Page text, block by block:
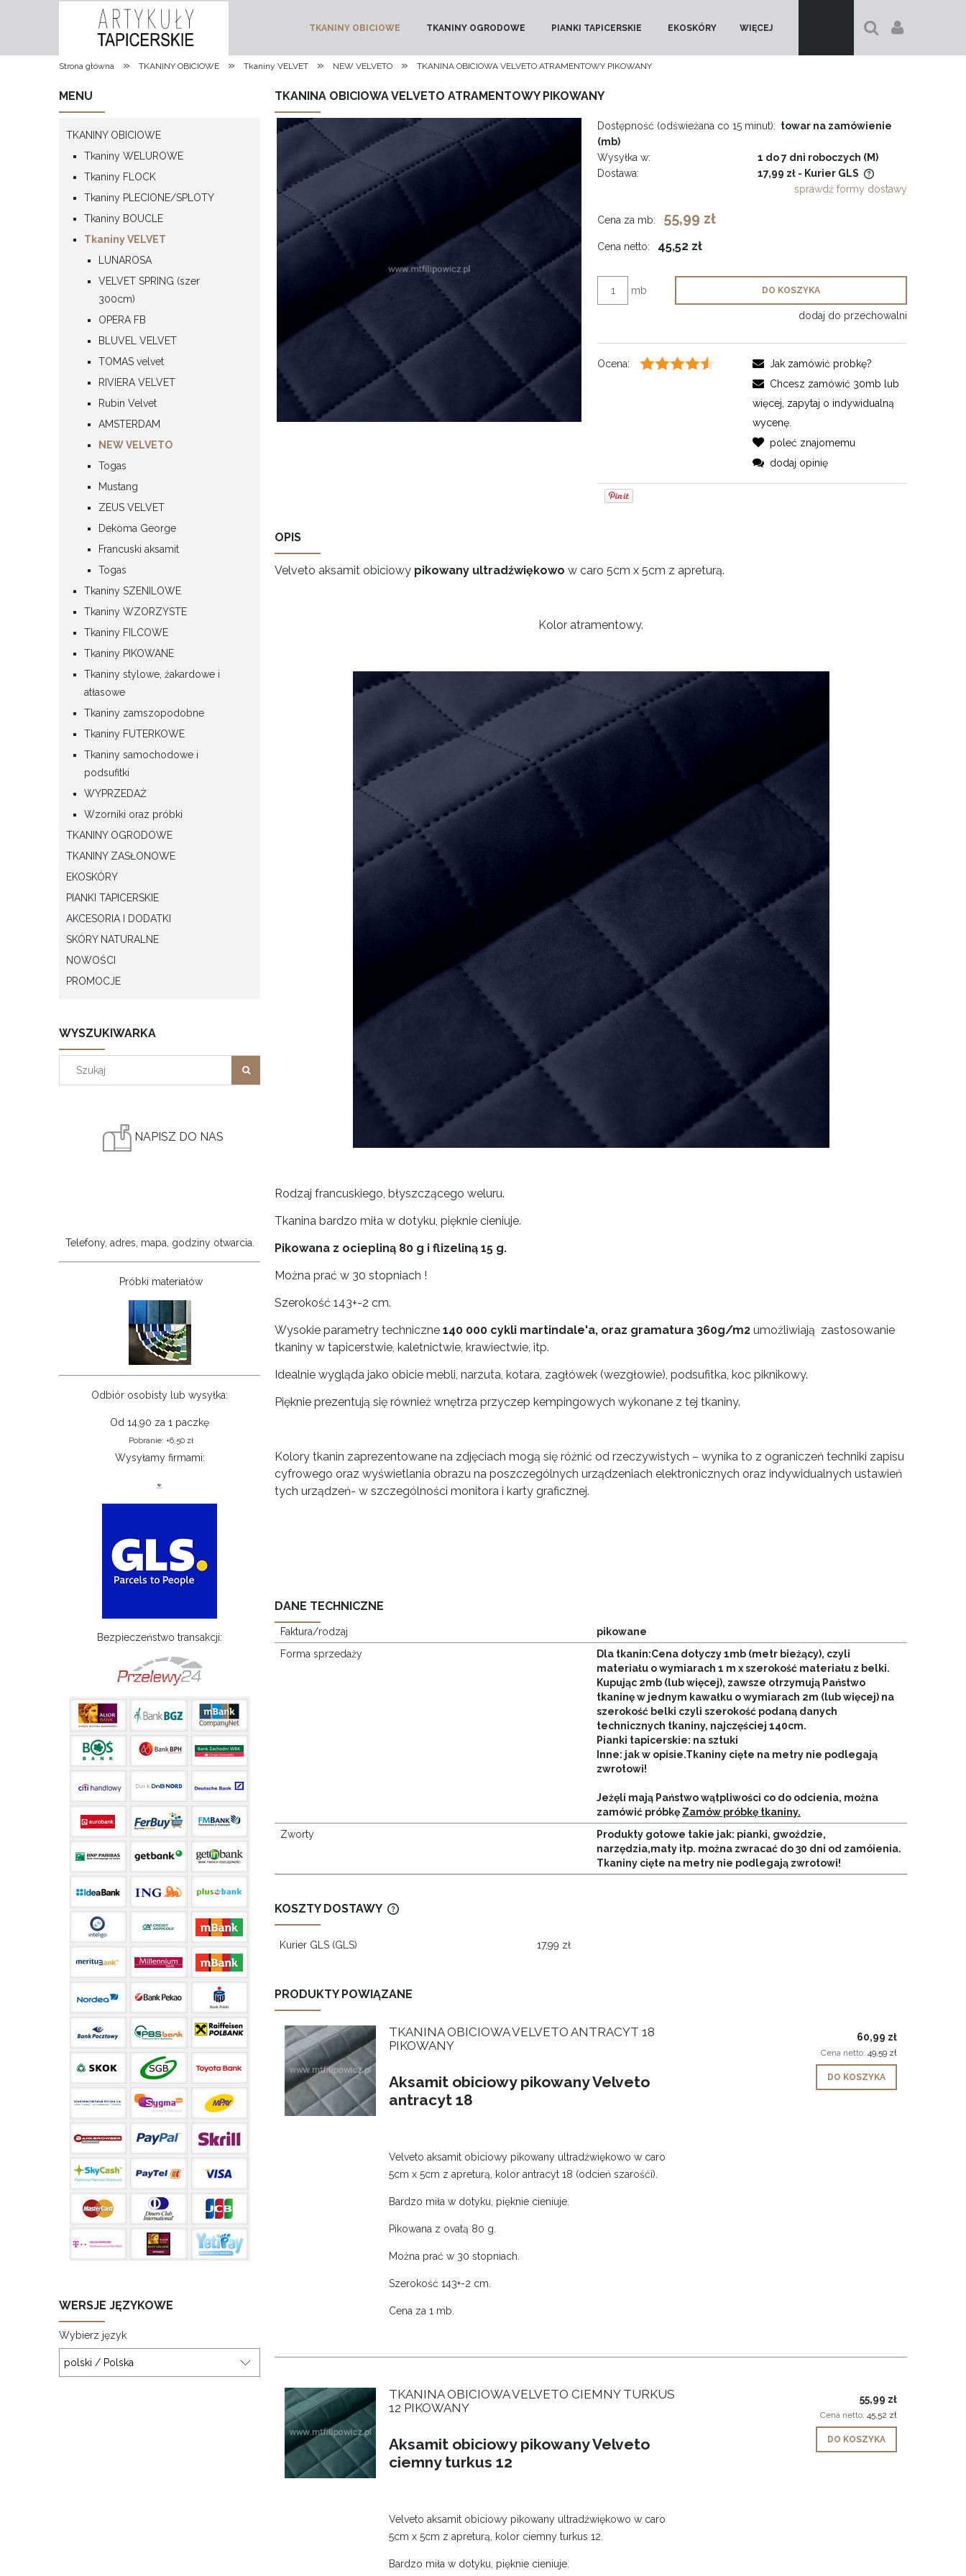
TKANINY OBICIOWE TKANINY OGRODOWE PIANKI TAPICERSKIE EKOSKÓRY WIĘCEJ
Strona główna » TKANINY OBICIOWE » Tkaniny VELVET » NEW VELVETO » TKANINA OBICIOWA VELVETO ATRAMENTOWY PIKOWANY
MENU
TKANINY OBICIOWE
Tkaniny WELUROWE
Tkaniny FLOCK
Tkaniny PLECIONE/SPLOTY
Tkaniny BOUCLE
Tkaniny VELVET
LUNAROSA
VELVET SPRING (szer
300cm)
OPERA FB
BLUVEL VELVET
TOMAS velvet
RIVIERA VELVET
Rubin Velvet
AMSTERDAM
NEW VELVETO
Togas
Mustang
ZEUS VELVET
Dekoma George
Francuski aksamit
Togas
Tkaniny SZENILOWE
Tkaniny WZORZYSTE
Tkaniny FILCOWE
Tkaniny PIKOWANE
Tkaniny stylowe, żakardowe i
atłasowe
Tkaniny zamszopodobne
Tkaniny FUTERKOWE
Tkaniny samochodowe i
podsufitki
WYPRZEDAŻ
Wzorniki oraz próbki
TKANINY OGRODOWE
TKANINY ZASŁONOWE
EKOSKÓRY
PIANKI TAPICERSKIE
AKCESORIA I DODATKI
SKÓRY NATURALNE
NOWOŚCI
PROMOCJE
WYSZUKIWARKA
NAPISZ DO NAS
Telefony, adres, mapa, godziny otwarcia.
Próbki materiałów
Odbiór osobisty lub wysyłka:
Od 14,90 za 1 paczkę
Pobranie: +6,50 zł
Wysyłamy firmami:
Bezpieczeństwo transakcji:
WERSJE JĘZYKOWE
Wybierz język
TKANINA OBICIOWA VELVETO ATRAMENTOWY PIKOWANY
Dostępność (odświeżana co 15 minut): towar na zamówienie
(mb)
Wysyłka w:
1 do 7 dni roboczych (M)
Dostawa:
17,99 zł - Kurier GLS
kosztów płatności
sprawdź formy dostawy
Cena za mb: 55,99 zł
Cena netto: 45,52 zł
mb DO KOSZYKA
dodaj do przechowalni
Ocena:
Jak zamówić probkę?
Chcesz zamówić 30mb lub
więcej, zapytaj o indywidualną
wycenę.
poleć znajomemu
dodaj opinię
OPIS
Velveto aksamit obiciowy pikowany ultradźwiękowo w caro 5cm x 5cm z apreturą.
Kolor atramentowy.
Rodzaj francuskiego, błyszczącego weluru.
Tkanina bardzo miła w dotyku, pięknie cieniuje.
Pikowana z ociepliną 80 g i flizeliną 15 g.
Można prać w 30 stopniach !
Szerokość 143+-2 cm.
Wysokie parametry techniczne 140 000 cykli martindale'a, oraz gramatura 360g/m2 umożliwiają zastosowanie
tkaniny w tapicerstwie, kaletnictwie, krawiectwie, itp.
Idealnie wygląda jako obicie mebli, narzuta, kotara, zagłówek (wezgłowie), podsufitka, koc piknikowy.
Pięknie prezentują się również wnętrza przyczep kempingowych wykonane z tej tkaniny.
Kolory tkanin zaprezentowane na zdjęciach mogą się różnić od rzeczywistych – wynika to z ograniczeń techniki zapisu
cyfrowego oraz wyświetlania obrazu na poszczególnych urządzeniach elektronicznych oraz indywidualnych ustawień
tych urządzeń- w szczególności monitora i karty graficznej.
DANE TECHNICZNE
Faktura/rodzaj
pikowane
Forma sprzedaży
Dla tkanin:Cena dotyczy 1mb (metr bieżący), czyli
materiału o wymiarach 1 m x szerokość materiału z belki.
Kupując 2mb (lub więcej), zawsze otrzymują Państwo
tkaninę w jednym kawałku o wymiarach 2m (lub więcej) na
szerokość belki czyli szerokość podaną danych
technicznych tkaniny, najczęściej 140cm.
Pianki tapicerskie: na sztuki
Inne: jak w opisie.Tkaniny cięte na metry nie podlegają
zwrotowi!
Jeżęli mają Państwo wątpliwości co do odcienia, można
zamówić próbkę Zamów próbkę tkaniny.
Zworty
Produkty gotowe takie jak: pianki, gwoździe,
narzędzia,maty itp. można zwracać do 30 dni od zamóienia.
Tkaniny cięte na metry nie podlegają zwrotowi!
KOSZTY DOSTAWY
CENA NIE ZAWIERA EWENTUALNYCH
Kurier GLS (GLS) 17,99 zł
PRODUKTY POWIĄZANE
TKANINA OBICIOWA VELVETO ANTRACYT 18
PIKOWANY
Aksamit obiciowy pikowany Velveto
antracyt 18
Velveto aksamit obiciowy pikowany ultradźwiękowo w caro
5cm x 5cm z apreturą, kolor antracyt 18 (odcień szarośći).
Bardzo miła w dotyku, pięknie cieniuje.
Pikowana z ovatą 80 g.
Można prać w 30 stopniach.
Szerokość 143+-2 cm.
Cena za 1 mb.
60,99 zł
Cena netto: 49,59 zł
DO KOSZYKA
TKANINA OBICIOWA VELVETO CIEMNY TURKUS
12 PIKOWANY
Aksamit obiciowy pikowany Velveto
ciemny turkus 12
Velveto aksamit obiciowy pikowany ultradźwiękowo w caro
5cm x 5cm z apreturą, kolor ciemny turkus 12.
Bardzo miła w dotyku, pięknie cieniuje.
55,99 zł
Cena netto: 45,52 zł
DO KOSZYKA